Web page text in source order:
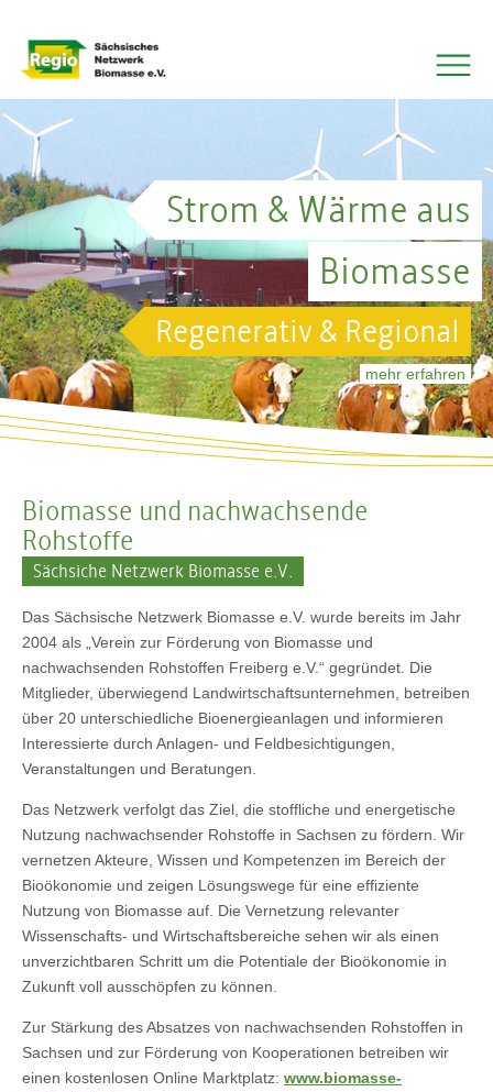
QS-Projekt Rapsölkraftstoff
Strom & Wärme aus
Biomasse
Regenerativ & Regional
mehr erfahren
Biomasse und nachwachsende
Rohstoffe
Sächsiche Netzwerk Biomasse e.V.
Das Sächsische Netzwerk Biomasse e.V. wurde bereits im Jahr
2004 als „Verein zur Förderung von Biomasse und
nachwachsenden Rohstoffen Freiberg e.V.“ gegründet. Die
Mitglieder, überwiegend Landwirtschaftsunternehmen, betreiben
über 20 unterschiedliche Bioenergieanlagen und informieren
Interessierte durch Anlagen- und Feldbesichtigungen,
Veranstaltungen und Beratungen.
Das Netzwerk verfolgt das Ziel, die stoffliche und energetische
Nutzung nachwachsender Rohstoffe in Sachsen zu fördern. Wir
vernetzen Akteure, Wissen und Kompetenzen im Bereich der
Bioökonomie und zeigen Lösungswege für eine effiziente
Nutzung von Biomasse auf. Die Vernetzung relevanter
Wissenschafts- und Wirtschaftsbereiche sehen wir als einen
unverzichtbaren Schritt um die Potentiale der Bioökonomie in
Zukunft voll ausschöpfen zu können.
Zur Stärkung des Absatzes von nachwachsenden Rohstoffen in
Sachsen und zur Förderung von Kooperationen betreiben wir
einen kostenlosen Online Marktplatz: www.biomasse-